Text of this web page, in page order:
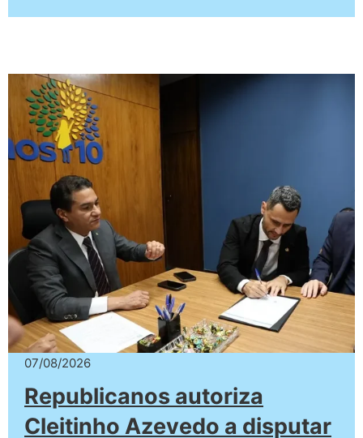
07/08/2026
Republicanos autoriza
Cleitinho Azevedo a disputar